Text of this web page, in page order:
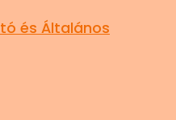
és Általános